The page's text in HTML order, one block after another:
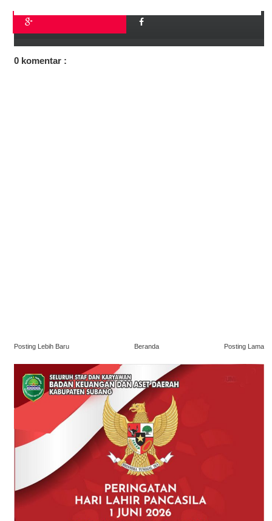
0 komentar :
Posting Lebih Baru Posting Lama
Beranda